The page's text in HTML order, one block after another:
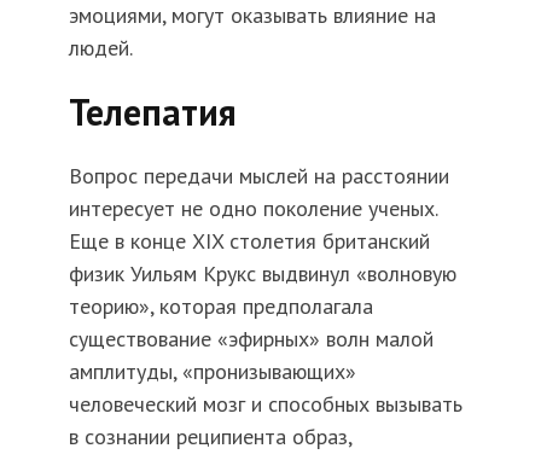
эмоциями, могут оказывать влияние на
людей.
Телепатия
Вопрос передачи мыслей на расстоянии
интересует не одно поколение ученых.
Еще в конце XIX столетия британский
физик Уильям Крукс выдвинул «волновую
теорию», которая предполагала
существование «эфирных» волн малой
амплитуды, «пронизывающих»
человеческий мозг и способных вызывать
в сознании реципиента образ,